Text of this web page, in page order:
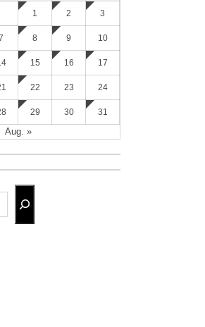
1 2 3
8 9 10
15 16 17
22 23 24
29 30 31
Aug. »